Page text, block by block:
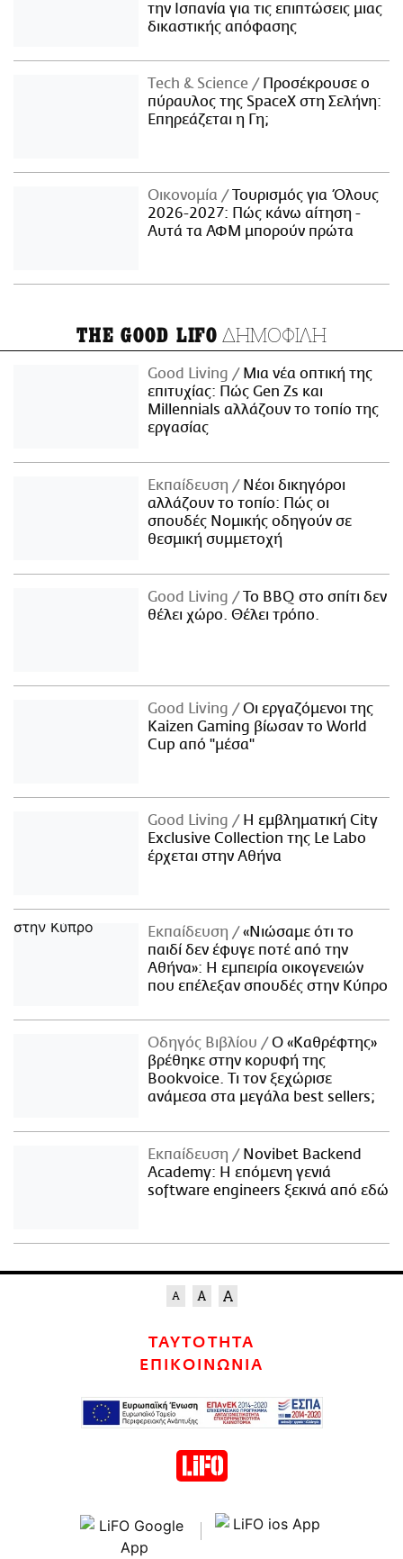
την Ισπανία για τις επιπτώσεις μιας
δικαστικής απόφασης
Τech & Science
Προσέκρουσε ο
πύραυλος της SpaceX στη Σελήνη:
Επηρεάζεται η Γη;
Οικονομία
Τουρισμός για Όλους
2026-2027: Πώς κάνω αίτηση -
Αυτά τα ΑΦΜ μπορούν πρώτα
THE GOOD LIFO ΔΗΜΟΦΙΛΗ
Good Living
Μια νέα οπτική της
επιτυχίας: Πώς Gen Zs και
Millennials αλλάζουν το τοπίο της
εργασίας
Εκπαίδευση
Νέοι δικηγόροι
αλλάζουν το τοπίο: Πώς οι
σπουδές Νομικής οδηγούν σε
θεσμική συμμετοχή
Good Living
Το BBQ στο σπίτι δεν
θέλει χώρο. Θέλει τρόπο.
Good Living
Οι εργαζόμενοι της
Kaizen Gaming βίωσαν το World
Cup από "μέσα"
Good Living
Η εμβληματική City
Exclusive Collection της Le Labo
έρχεται στην Αθήνα
Εκπαίδευση
«Νιώσαμε ότι το
παιδί δεν έφυγε ποτέ από την
Αθήνα»: Η εμπειρία οικογενειών
που επέλεξαν σπουδές στην Κύπρο
Οδηγός Βιβλίου
Ο «Καθρέφτης»
βρέθηκε στην κορυφή της
Bookvoice. Τι τον ξεχώρισε
ανάμεσα στα μεγάλα best sellers;
Εκπαίδευση
Novibet Backend
Academy: Η επόμενη γενιά
software engineers ξεκινά από εδώ
ΤΑΥΤΟΤΗΤΑ
ΕΠΙΚΟΙΝΩΝΙΑ